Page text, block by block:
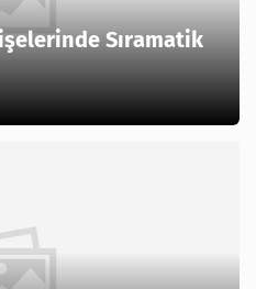
Sıramatik